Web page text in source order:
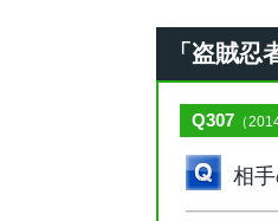
「盗賊
Q307 （
相